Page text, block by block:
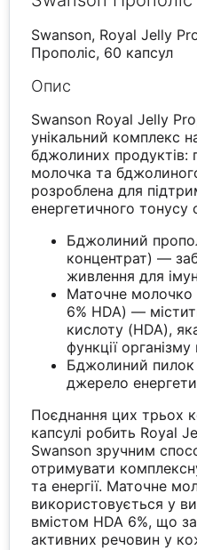
Swanson, Royal Jelly
Прополіс, 60 капсул
Опис
Swanson Royal Jelly
унікальний комплекс
бджолиних продуктів:
молочка та
розроблена для
енергетичного тонусу
Бджолиний
концентрат) —
живлення для
Маточне молочко
6% HDA) —
кислоту (HDA),
функції
Бджолиний
джерело
Поєднання цих трьох
капсулі робить Royal
Swanson зручним
отримувати
та енергії. Маточне
використовується у
вмістом HDA 6%, що
активних речовин у